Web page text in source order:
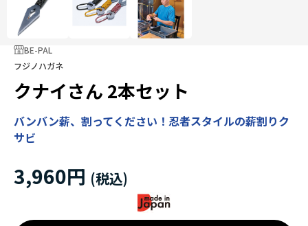
BE-PAL
フジノハガネ
クナイさん 2本セット
バンバン薪、割ってください！忍者スタイルの薪割りク
サビ
3,960円